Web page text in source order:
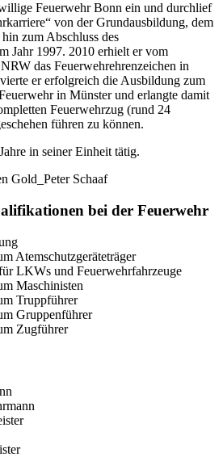
Feuerwehr Bonn ein und durchlief
von der Grundausbildung, dem
zum Abschluss des
Jahr 1997. 2010 erhielt er vom
das Feuerwehrehrenzeichen in
er erfolgreich die Ausbildung zum
in Münster und erlangte damit
Feuerwehrzug (rund 24
führen zu können.
in seiner Einheit tätig.
bei der Feuerwehr
Atemschutzgeräteträger
LKWs und Feuerwehrfahrzeuge
Maschinisten
Truppführer
Gruppenführer
Zugführer